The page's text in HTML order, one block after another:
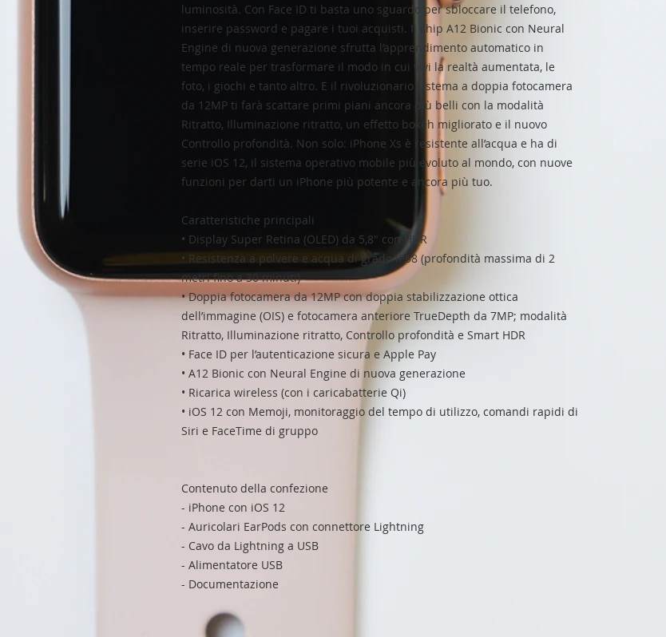
luminosità. Con Face ID ti basta uno sguardo per sbloccare il telefono,
inserire password e pagare i tuoi acquisti. Il chip A12 Bionic con Neural
Engine di nuova generazione sfrutta l’apprendimento automatico in
tempo reale per trasformare il modo in cui vivi la realtà aumentata, le
foto, i giochi e tanto altro. E il rivoluzionario sistema a doppia fotocamera
da 12MP ti farà scattare primi piani ancora più belli con la modalità
Ritratto, Illuminazione ritratto, un effetto bokeh migliorato e il nuovo
Controllo profondità. Non solo: iPhone Xs è resistente all’acqua e ha di
serie iOS 12, il sistema operativo mobile più evoluto al mondo, con nuove
funzioni per darti un iPhone più potente e ancora più tuo.
Caratteristiche principali
• Display Super Retina (OLED) da 5,8" con HDR
• Resistenza a polvere e acqua di grado IP68 (profondità massima di 2
metri fino a 30 minuti)
• Doppia fotocamera da 12MP con doppia stabilizzazione ottica
dell’immagine (OIS) e fotocamera anteriore TrueDepth da 7MP; modalità
Ritratto, Illuminazione ritratto, Controllo profondità e Smart HDR
• Face ID per l’autenticazione sicura e Apple Pay
• A12 Bionic con Neural Engine di nuova generazione
• Ricarica wireless (con i caricabatterie Qi)
• iOS 12 con Memoji, monitoraggio del tempo di utilizzo, comandi rapidi di
Siri e FaceTime di gruppo
Contenuto della confezione
- iPhone con iOS 12
- Auricolari EarPods con connettore Lightning
- Cavo da Lightning a USB
- Alimentatore USB
- Documentazione